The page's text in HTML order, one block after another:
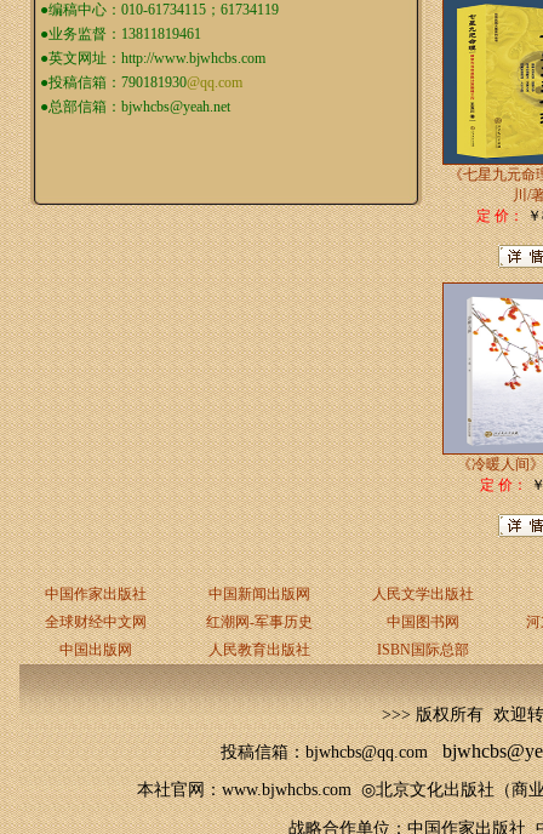
●编稿中心：010-61734115；61734119
●业务监督：13811819461
●英文网址： http://www.bjwhcbs.com
●投稿信箱： 790181930@qq.com
●总部信箱： bjwhcbs@yeah.net
《七星九元
川/
定 价：￥
《冷暖人间
定 价：
中国作家出版社 中国新闻出版网
人民文学出版社
全球财经中文网
红潮网-军事历史 中国图书网
中国出版网
人民教育出版社 ISBN国际总部
>>> 版权所有 欢迎
投稿信箱：bjwhcbs@qq.com
本社官网：www.bjwhcbs.com◎北京文化出版社（商
战略合作单位：中国作家出版社